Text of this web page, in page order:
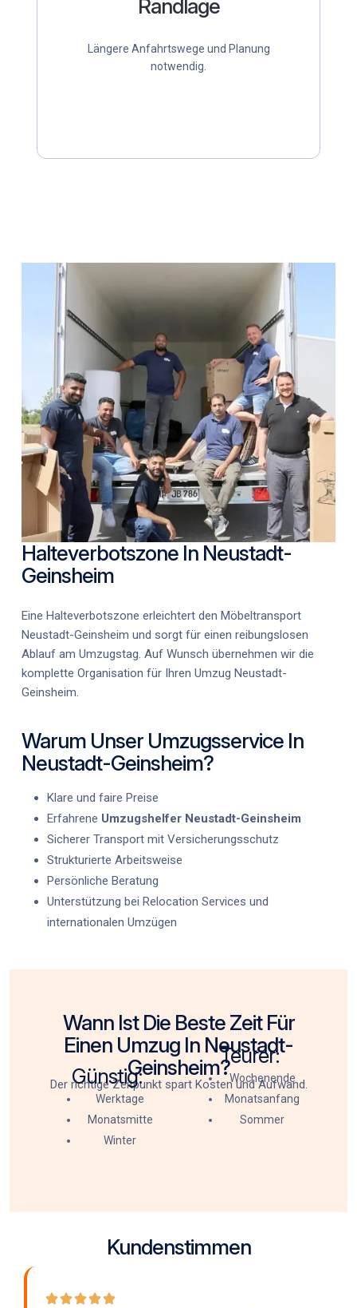
Randlage
Längere Anfahrtswege und Planung
notwendig.
Halteverbotszone In Neustadt-
Geinsheim
Eine Halteverbotszone erleichtert den Möbeltransport
Neustadt-Geinsheim und sorgt für einen reibungslosen
Ablauf am Umzugstag. Auf Wunsch übernehmen wir die
komplette Organisation für Ihren Umzug Neustadt-
Geinsheim.
Warum Unser Umzugsservice In
Neustadt-Geinsheim?
Klare und faire Preise
Erfahrene Umzugshelfer Neustadt-Geinsheim
Sicherer Transport mit Versicherungsschutz
Strukturierte Arbeitsweise
Persönliche Beratung
Unterstützung bei Relocation Services und
internationalen Umzügen
Wann Ist Die Beste Zeit Für
Einen Umzug In Neustadt-
Geinsheim?
Der richtige Zeitpunkt spart Kosten und Aufwand.
Günstig:
Werktage
Monatsmitte
Winter
Teurer:
Wochenende
Monatsanfang
Sommer
Kundenstimmen